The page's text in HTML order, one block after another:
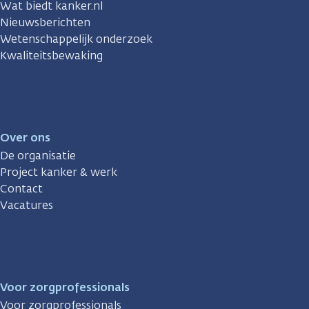
Wat biedt kanker.nl
Nieuwsberichten
Wetenschappelijk onderzoek
Kwaliteitsbewaking
Over ons
De organisatie
Project kanker & werk
Contact
Vacatures
Voor zorgprofessionals
Voor zorgprofessionals